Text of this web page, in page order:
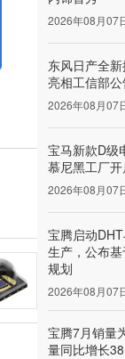
2026年08月07
东风日产全
亮相工信部
2026年08月07
宝马新款D级
慕尼黑工厂
2026年08月07
宝腾启动
生产，公布
规划
2026年08月07
宝腾7月销量
量同比增长